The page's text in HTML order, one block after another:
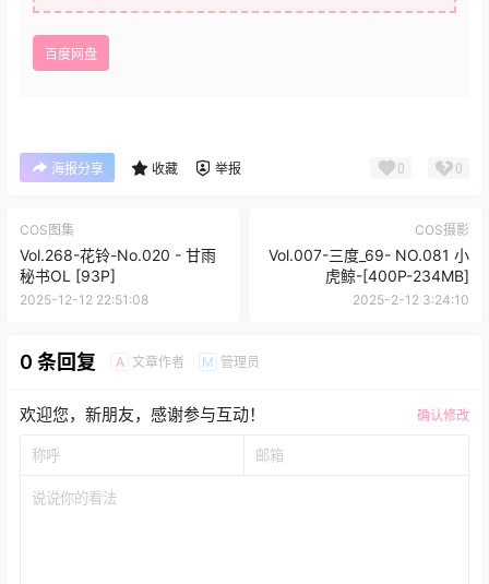
百度网盘
海报分享 收藏 举报 0 0
COS图集
Vol.268-花铃-No.020 - 甘雨
秘书OL [93P]
2025-12-12 22:51:08
COS摄影
Vol.007-三度_69- NO.081 小
虎鲸-[400P-234MB]
2025-2-12 3:24:10
0 条回复 A 文章作者 M 管理员
欢迎您，新朋友，感谢参与互动！ 确认修改